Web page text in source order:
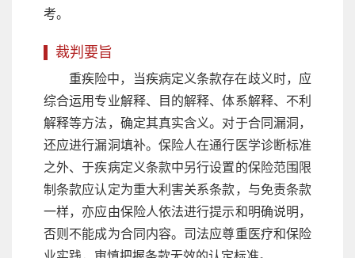
考。
裁判要旨
重疾险中，当疾病定义条款存在歧义时，应
综合运用专业解释、目的解释、体系解释、不利
解释等方法，确定其真实含义。对于合同漏洞，
还应进行漏洞填补。保险人在通行医学诊断标准
之外、于疾病定义条款中另行设置的保险范围限
制条款应认定为重大利害关系条款，与免责条款
一样，亦应由保险人依法进行提示和明确说明，
否则不能成为合同内容。司法应尊重医疗和保险